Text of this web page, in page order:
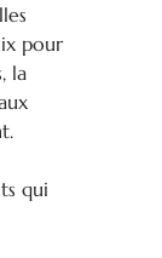
pour
la
qui